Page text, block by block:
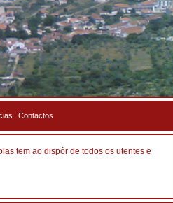
Contactos
tem ao dispôr de todos os utentes e